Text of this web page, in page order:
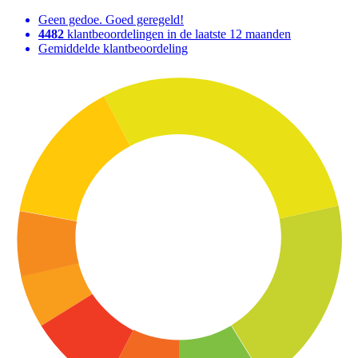
Geen gedoe. Goed geregeld!
4482 klantbeoordelingen in de laatste 12 maanden
Gemiddelde klantbeoordeling